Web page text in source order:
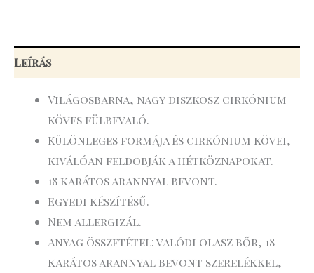
Leírás
Világosbarna, nagy diszkosz cirkónium
köves fülbevaló.
Különleges formája és cirkónium kövei,
kiválóan feldobják a hétköznapokat.
18 karátos arannyal bevont.
Egyedi készítésű.
Nem allergizál.
Anyag összetétel: valódi olasz bőr, 18
karátos arannyal bevont szerelékkel,